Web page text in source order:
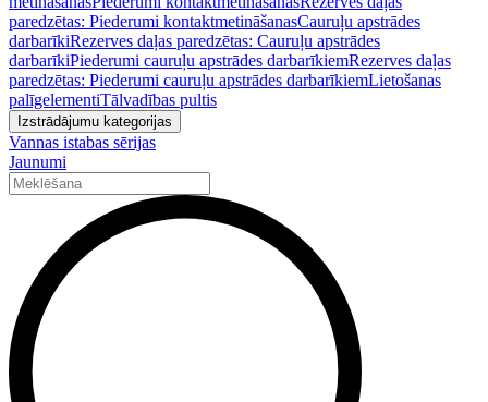
paredzētas: Piederumi kontaktmetināšanasCauruļu apstrādes
darbarīkiRezerves daļas paredzētas: Cauruļu apstrādes
darbarīkiPiederumi cauruļu apstrādes darbarīkiemRezerves daļas
paredzētas: Piederumi cauruļu apstrādes darbarīkiemLietošanas
palīgelementiTālvadības pultis
Izstrādājumu kategorijas
Vannas istabas sērijas
Jaunumi